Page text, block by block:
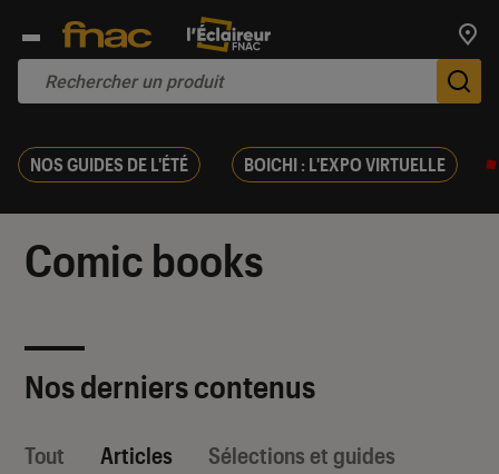
NOS GUIDES DE L'ÉTÉ BOICHI : L'EXPO VIRTUELLE
Comic books
Nos derniers contenus
Tout Articles Sélections et guides